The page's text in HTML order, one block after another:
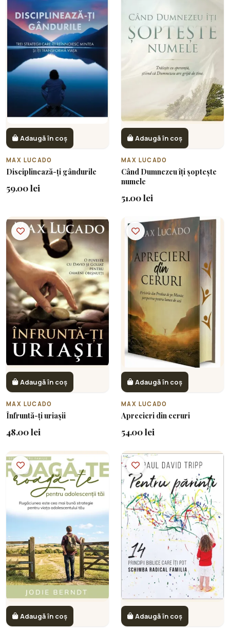
Adaugă în coș
MAX LUCADO
Disciplinează-ți gândurile
59.00 lei
Adaugă în coș
MAX LUCADO
Când Dumnezeu îți șoptește
numele
51.00 lei
Adaugă în coș
MAX LUCADO
Înfruntă-ți uriașii
48.00 lei
Adaugă în coș
MAX LUCADO
Aprecieri din ceruri
54.00 lei
Adaugă în coș Adaugă în coș